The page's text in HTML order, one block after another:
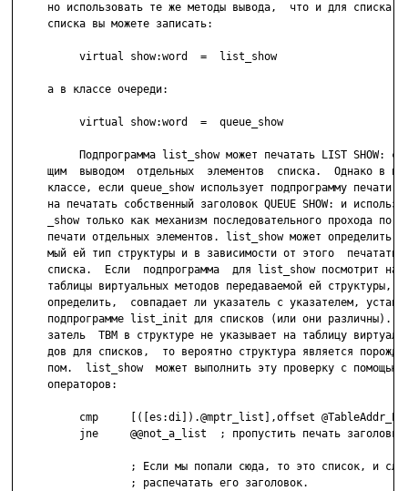
но использовать те же методы вывода,  что и для списка.
     списка вы можете записать:
          virtual show:word  =  list_show
     а в классе очереди:
          virtual show:word  =  queue_show
Подпрограмма list_show может печатать LIST SHOW: с
щим  выводом  отдельных  элементов  списка.  Однако в
классе, если queue_show использует подпрограмму печати,
на печатать собственный заголовок QUEUE SHOW: и
_show только как механизм последовательного прохода по
печати отдельных элементов. list_show может определить
мый ей тип структуры и в зависимости от этого  печатать
списка.  Если  подпрограмма  для list_show посмотрит на
таблицы виртуальных методов передаваемой ей структуры,
определить,  совпадает ли указатель с указателем,
подпрограмме list_init для списков (или они различны).
затель  ТВМ в структуре не указывает на таблицу
дов для списков,  то вероятно структура является
пом.  list_show  может выполнить эту проверку с помощью
     операторов:
cmp     [([es:di]).@mptr_list],offset
jne     @@not_a_list  ; пропустить печать заголовка
; Если мы попали сюда, то это список, и
                  ; распечатать его заголовок.